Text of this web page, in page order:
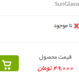
قیمت محصول
49,000 تومان